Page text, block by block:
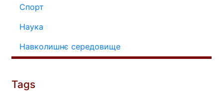
Спорт
Наука
Навколишнє середовище
Tags